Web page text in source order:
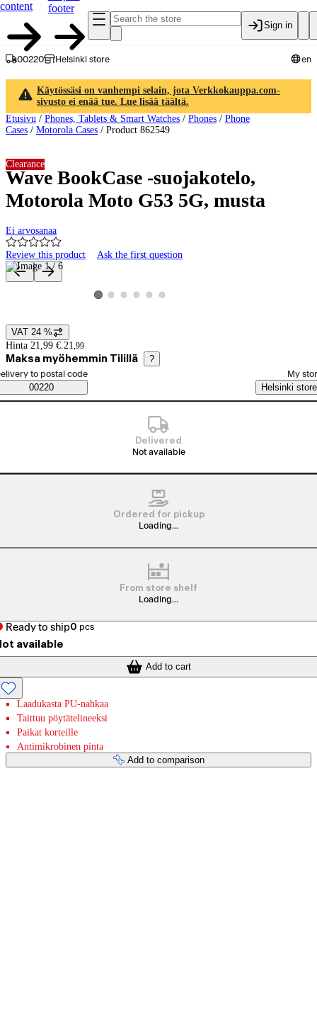
content
footer
Sign in
00220 Helsinki store en
Käytössäsi on vanhempi selain, jota Verkkokauppa.com-
sivusto ei enää tue. Lue lisää täältä.
Etusivu / Phones, Tablets & Smart Watches / Phones / Phone
Cases / Motorola Cases / Product 862549
Wave BookCase -suojakotelo,
Motorola Moto G53 5G, musta
Ei arvosanaa
Review this product Ask the first question
Clearance
Product images and videos
View product image 1
View product image 2
View product image 3
View product image 4
View product image 5
View product image 6
Price details
VAT 24 %
Hinta 21,99 €. 21 ,99
Maksa myöhemmin Tilillä ?
Saatavuustiedot
order method
to postal code
00220
My
Helsinki store
Delivered
Not available
Ordered for pickup
Loading...
From store shelf
Loading...
Ready to ship0 pcs
available
Add to cart
Laadukasta PU-nahkaa
Taittuu pöytätelineeksi
Paikat korteille
Antimikrobinen pinta
Add to comparison